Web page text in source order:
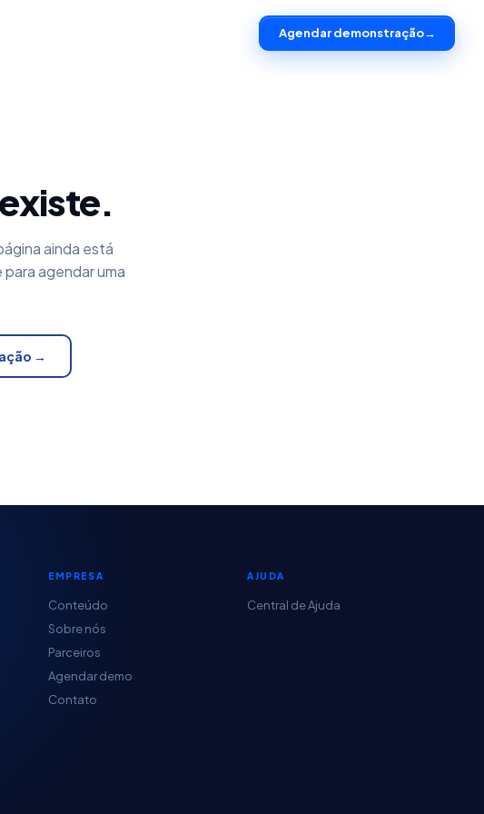
Agendar demonstração→
ainda está
agendar uma
→
EMPRESA
Conteúdo
Sobre nós
Parceiros
Agendar demo
Contato
AJUDA
Central de Ajuda